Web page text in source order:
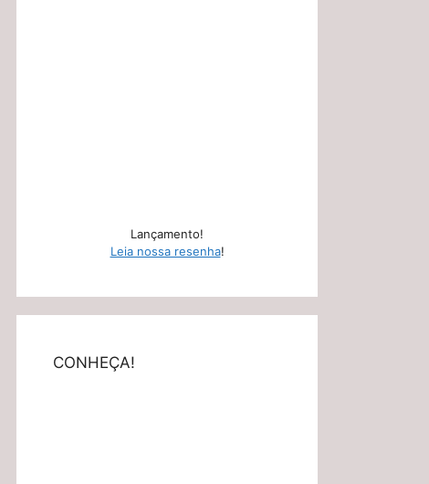
Lançamento!
Leia nossa resenha!
CONHEÇA!